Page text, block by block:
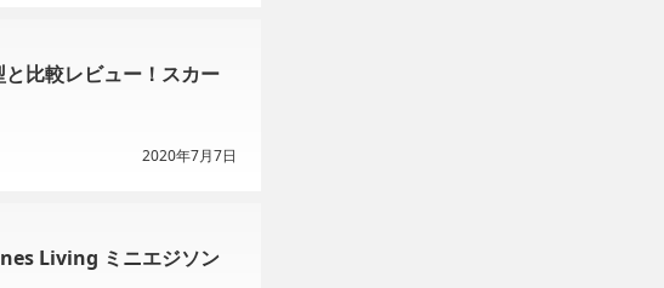
比較レビュー！スカー
2020年7月7日
Living ミニエジソン